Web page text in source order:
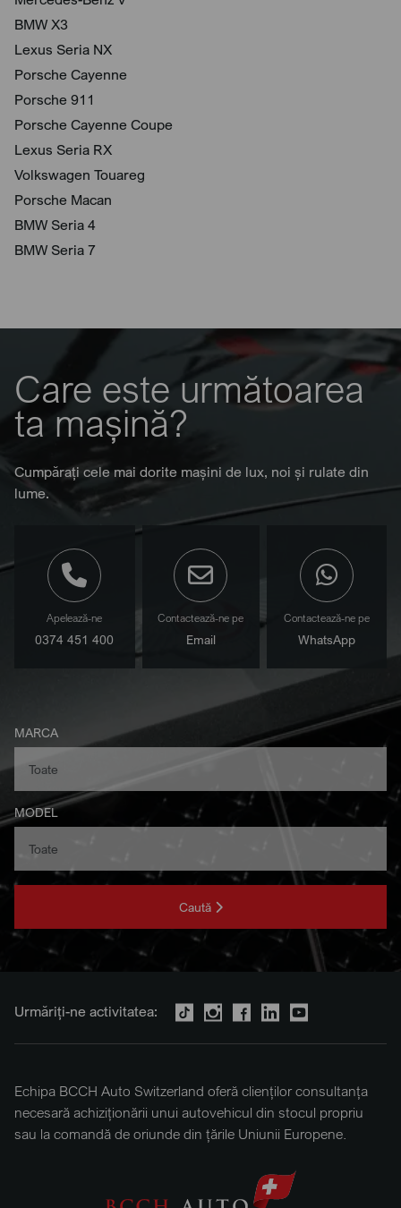
BMW X3
Lexus Seria NX
Porsche Cayenne
Porsche 911
Porsche Cayenne Coupe
Lexus Seria RX
Volkswagen Touareg
Porsche Macan
BMW Seria 4
BMW Seria 7
Care este următoarea
ta mașină?
Cumpărați cele mai dorite mașini de lux, noi și rulate din
lume.
Apelează-ne
0374 451 400
Contactează-ne pe
Email
Contactează-ne pe
WhatsApp
MARCA
MODEL
Caută
Urmăriți-ne activitatea:
Echipa BCCH Auto Switzerland oferă clienților consultanța
necesară achiziționării unui autovehicul din stocul propriu
sau la comandă de oriunde din țările Uniunii Europene.